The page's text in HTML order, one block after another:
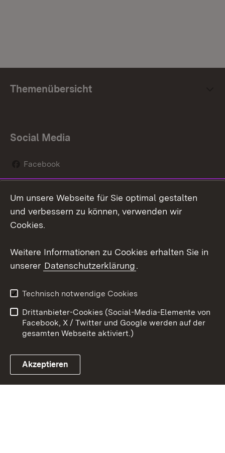
Themenübersicht
Social Media
Facebook
Social Wall
Youtube
Link zum Landesportal
Kontakt
Datenschutz
Barrierefreiheit
Impressum Cookies
Um unsere Webseite für Sie optimal gestalten
und verbessern zu können, verwenden wir
Cookies.
Weitere Informationen zu Cookies erhalten Sie in
unserer Datenschutzerklärung.
Technisch notwendige Cookies
Drittanbieter-Cookies (Social-Media-Elemente von
Facebook, X / Twitter und Google werden auf der
gesamten Webseite aktiviert.)
Akzeptieren